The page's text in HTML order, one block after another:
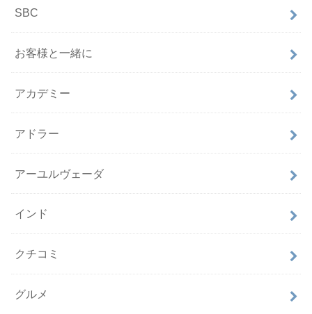
SBC
お客様と一緒に
アカデミー
アドラー
アーユルヴェーダ
インド
クチコミ
グルメ